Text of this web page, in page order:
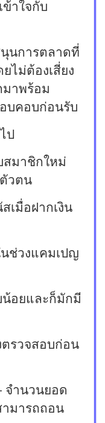
าใจกับ
นการตลาดที่
ไม่ต้องเสี่ยง
าพร้อม
บคอบก่อนรับ
ป
มาชิกใหม่
วตน
เมื่อฝากเงิน
ช่วงแคมเปญ
อยและก็มักมี
รวจสอบก่อน
จำนวนยอด
มารถถอน